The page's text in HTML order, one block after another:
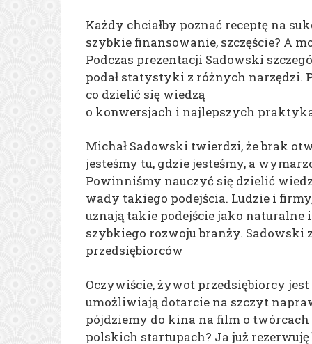
Każdy chciałby poznać receptę na
szybkie finansowanie, szczęście? A
Podczas prezentacji Sadowski
podał statystyki z różnych narzędzi.
co dzielić się wiedzą
o konwersjach i najlepszych
Michał Sadowski twierdzi, że brak
jesteśmy tu, gdzie jesteśmy, a
Powinniśmy nauczyć się dzielić
wady takiego podejścia. Ludzie i
uznają takie podejście jako naturalne
szybkiego rozwoju branży. Sadowski
przedsiębiorców
Oczywiście, żywot przedsiębiorcy
umożliwiają dotarcie na szczyt
pójdziemy do kina na film o twórcach
polskich startupach? Ja już rezerwuję